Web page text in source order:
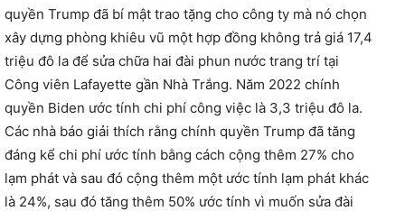
quyền Trump đã bí mật trao tặng cho công ty mà nó chọn
xây dựng phòng khiêu vũ một hợp đồng không trả giá 17,4
triệu đô la để sửa chữa hai đài phun nước trang trí tại
Công viên Lafayette gần Nhà Trắng. Năm 2022 chính
quyền Biden ước tính chi phí công việc là 3,3 triệu đô la.
Các nhà báo giải thích rằng chính quyền Trump đã tăng
đáng kể chi phí ước tính bằng cách cộng thêm 27% cho
lạm phát và sau đó cộng thêm một ước tính lạm phát khác
là 24%, sau đó tăng thêm 50% ước tính vì muốn sửa đài